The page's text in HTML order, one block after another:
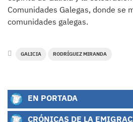
Comunidades Galegas, donde se
comunidades galegas.
GALICIA RODRÍGUEZ MIRANDA
EN PORTADA
CRÓNICAS DE LA